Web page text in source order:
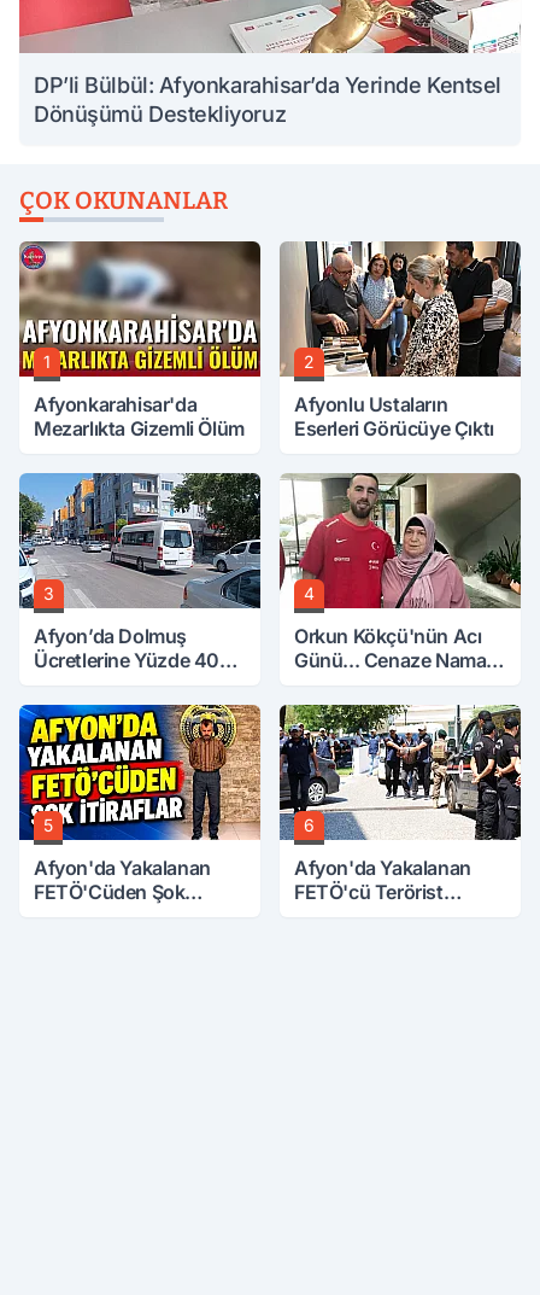
DP’li Bülbül: Afyonkarahisar’da Yerinde Kentsel
Dönüşümü Destekliyoruz
ÇOK OKUNANLAR
1
Afyonkarahisar'da
Mezarlıkta Gizemli Ölüm
2
Afyonlu Ustaların
Eserleri Görücüye Çıktı
3
Afyon’da Dolmuş
Ücretlerine Yüzde 40
4
Orkun Kökçü'nün Acı
Günü... Cenaze Namazı
5
Afyon'da Yakalanan
FETÖ'Cüden Şok
6
Afyon'da Yakalanan
FETÖ'cü Terörist